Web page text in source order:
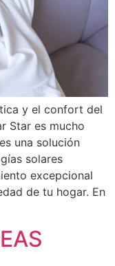
y el confort del
Star es mucho
una solución
solares
excepcional
de tu hogar. En